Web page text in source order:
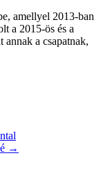
amellyel 2013-ban
a 2015-ös és a
annak a csapatnak,
→